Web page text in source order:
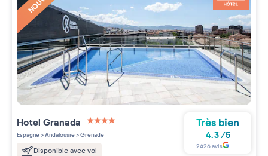
Hotel Granada
4 étoiles sur 5
Espagne>Andalousie>Grenade
Disponible avec vol
Très bien
4.3 /5
2426avis